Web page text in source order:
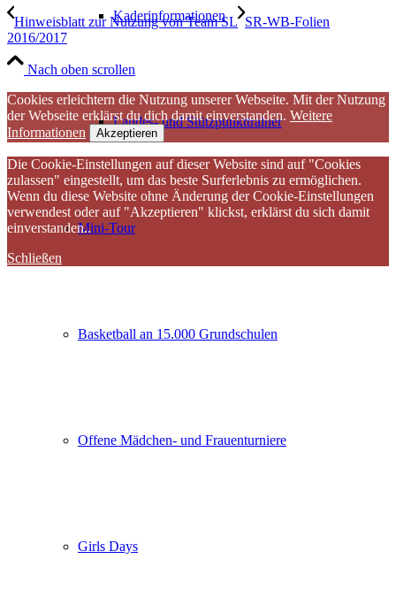
Kaderinformationen
Landes- und Stützpunkttrainer
Mini-Tour
Basketball an 15.000 Grundschulen
Offene Mädchen- und Frauenturniere
Girls Days
Hinweisblatt zur Nutzung von Team SL SR-WB-Folien
2016/2017
Nach oben scrollen
Cookies erleichtern die Nutzung unserer Webseite. Mit der Nutzung
der Webseite erklärst du dich damit einverstanden. Weitere
Informationen
Akzeptieren
Die Cookie-Einstellungen auf dieser Website sind auf "Cookies
zulassen" eingestellt, um das beste Surferlebnis zu ermöglichen.
Wenn du diese Website ohne Änderung der Cookie-Einstellungen
verwendest oder auf "Akzeptieren" klickst, erklärst du sich damit
einverstanden..
Schließen